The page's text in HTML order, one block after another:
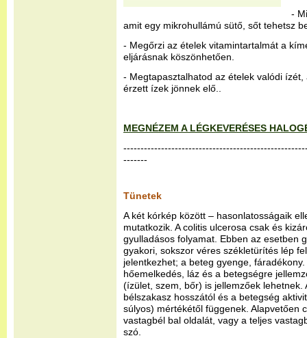
-
amit egy mikrohullámú sütő, sőt tehetsz
- Megőrzi az ételek vitamintartalmát a
eljárásnak köszönhetően.
- Megtapasztalhatod az ételek valódi
érzett ízek jönnek elő..
MEGNÉZEM A LÉGKEVERÉSES
-------
Tünetek
A két kórkép között – hasonlatosságaik
mutatkozik. A colitis ulcerosa csak és
gyulladásos folyamat. Ebben az esetben
gyakori, sokszor véres székletürítés lép
jelentkezhet; a beteg gyenge,
hőemelkedés, láz és a betegségre
(ízület, szem, bőr) is jellemzőek lehetnek.
bélszakasz hosszától és a betegség
súlyos) mértékétől függenek. Alapvetően
vastagbél bal oldalát, vagy a teljes
szó.